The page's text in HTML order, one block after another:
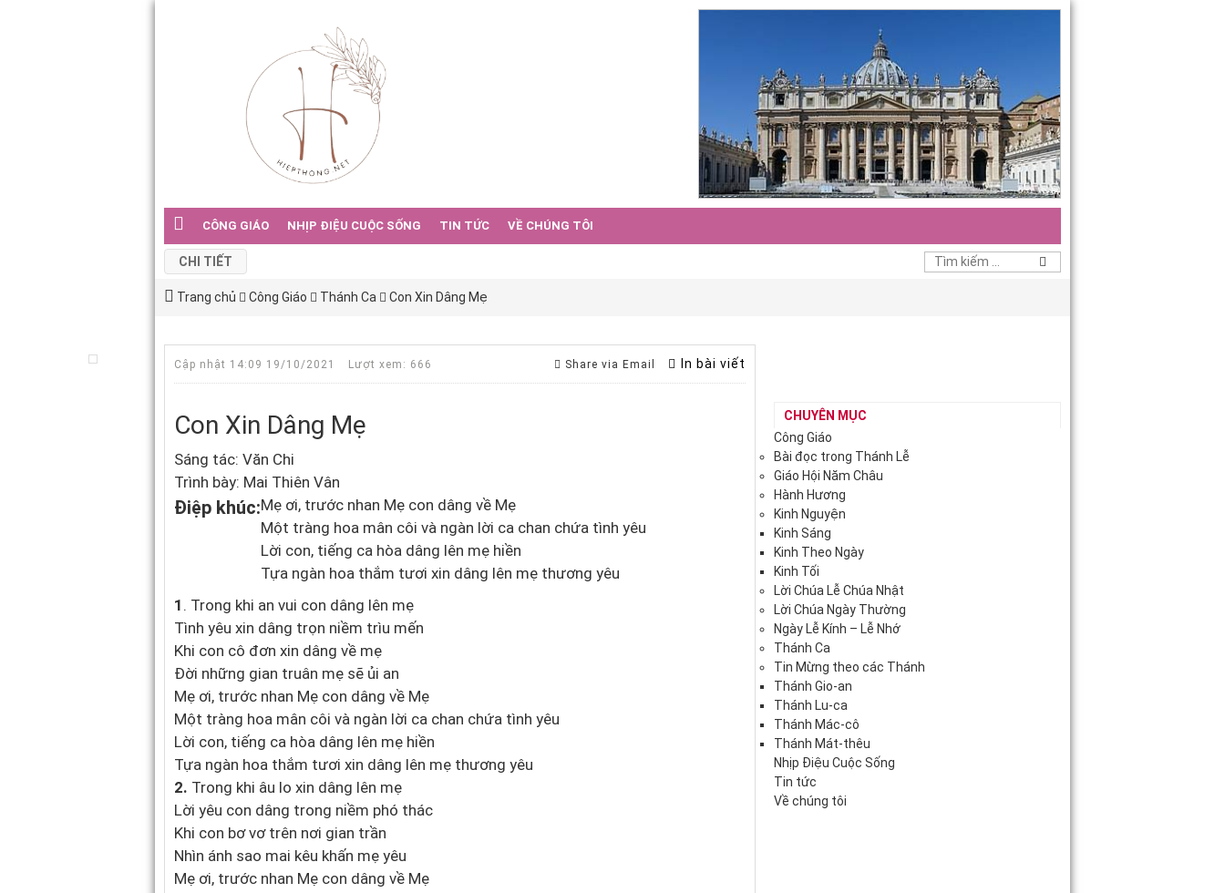
CÔNG GIÁO NHỊP ĐIỆU CUỘC SỐNG TIN TỨC VỀ CHÚNG TÔI
CHI TIẾT
Trang chủ Công Giáo Thánh Ca Con Xin Dâng Mẹ
Cập nhật 14:09 19/10/2021 Lượt xem: 666 Share via Email In bài viết
Con Xin Dâng Mẹ
Sáng tác: Văn Chi
Trình bày: Mai Thiên Vân
Điệp khúc:Mẹ ơi, trước nhan Mẹ con dâng về Mẹ
Một tràng hoa mân côi và ngàn lời ca chan chứa tình yêu
Lời con, tiếng ca hòa dâng lên mẹ hiền
Tựa ngàn hoa thắm tươi xin dâng lên mẹ thương yêu
1 . Trong khi an vui con dâng lên mẹ
Tình yêu xin dâng trọn niềm trìu mến
Khi con cô đơn xin dâng về mẹ
Đời những gian truân mẹ sẽ ủi an
Mẹ ơi, trước nhan Mẹ con dâng về Mẹ
Một tràng hoa mân côi và ngàn lời ca chan chứa tình yêu
Lời con, tiếng ca hòa dâng lên mẹ hiền
Tựa ngàn hoa thắm tươi xin dâng lên mẹ thương yêu
2. Trong khi âu lo xin dâng lên mẹ
Lời yêu con dâng trong niềm phó thác
Khi con bơ vơ trên nơi gian trần
Nhìn ánh sao mai kêu khấn mẹ yêu
Mẹ ơi, trước nhan Mẹ con dâng về Mẹ
CHUYÊN MỤC
Công Giáo
Bài đọc trong Thánh Lễ
Giáo Hội Năm Châu
Hành Hương
Kinh Nguyện
Kinh Sáng
Kinh Theo Ngày
Kinh Tối
Lời Chúa Lễ Chúa Nhật
Lời Chúa Ngày Thường
Ngày Lễ Kính – Lễ Nhớ
Thánh Ca
Tin Mừng theo các Thánh
Thánh Gio-an
Thánh Lu-ca
Thánh Mác-cô
Thánh Mát-thêu
Nhịp Điệu Cuộc Sống
Tin tức
Về chúng tôi